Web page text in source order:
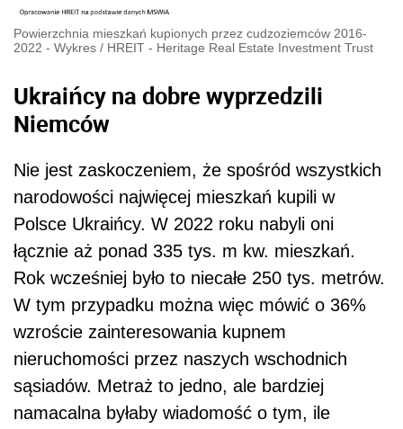
Powierzchnia mieszkań kupionych przez cudzoziemców 2016-
2022 - Wykres / HREIT - Heritage Real Estate Investment Trust
Ukraińcy na dobre wyprzedzili
Niemców
Nie jest zaskoczeniem, że spośród wszystkich
narodowości najwięcej mieszkań kupili w
Polsce Ukraińcy. W 2022 roku nabyli oni
łącznie aż ponad 335 tys. m kw. mieszkań.
Rok wcześniej było to niecałe 250 tys. metrów.
W tym przypadku można więc mówić o 36%
wzroście zainteresowania kupnem
nieruchomości przez naszych wschodnich
sąsiadów. Metraż to jedno, ale bardziej
namacalna byłaby wiadomość o tym, ile